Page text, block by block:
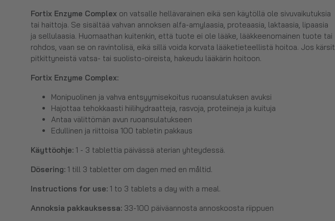
Fortix Enzyme Complex on vatsalle hellävarainen eikä sen käytöllä ole sivuvaikutuksia
tai haittoja. Se sisältää vahvan annoksen alfa-amylaasia, proteaasia, laktaasia, lipaasia
ja sellulaasia. Huomaathan kuitenkin, että tuote ei ole lääke, lääkkeenomainen tuote tai
rohdos, vaan se on ravintolisä, eikä sillä voida korvata lääketieteellistä hoitoa. Jos kärsit
pitkittyneistä vatsa- tai suolisto-oireista, hakeudu lääkärin hoitoon.
Fortix Enzyme Complex:
Monipuolinen ja vahva entsyymisekoitus ruoansulatuksen avuksi
Hajottaa tehokkaasti hiilihydraatteja, rasvoja, proteiineja ja kuituja
Antaa välittömän avun ruoansulatukseen
Edullinen ja riittoisa 100 tabletin pakkaus
Käyttöohje: 1 - 3 tablettia päivässä aterian yhteydessä.
Dösering: 1 till 3 tabletter om dagen med en måltid.
Instructions for use: 1 to 3 tablets a day with a meal.
Annoksia pakkauksessa: 33-100 päiväannosta annoskoosta riippuen